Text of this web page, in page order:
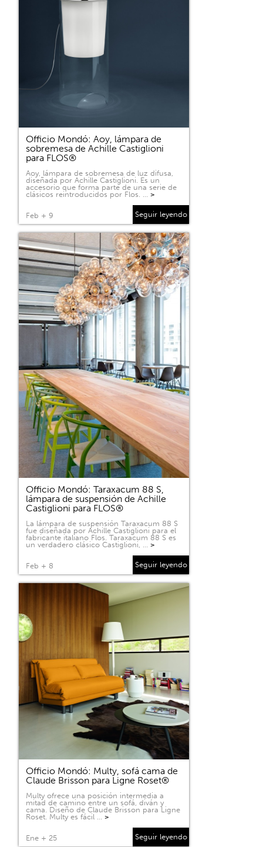
Officio Mondó: Aoy, lámpara de
sobremesa de Achille Castiglioni
para FLOS®
Aoy, lámpara de sobremesa de luz difusa,
diseñada por Achille Castiglioni. Es un
accesorio que forma parte de una serie de
clásicos reintroducidos por Flos. … >
Feb + 9 Seguir leyendo
Officio Mondó: Taraxacum 88 S,
lámpara de suspensión de Achille
Castiglioni para FLOS®
La lámpara de suspensión Taraxacum 88 S
fue diseñada por Achille Castiglioni para el
fabricante italiano Flos. Taraxacum 88 S es
un verdadero clásico Castiglioni, … >
Feb + 8 Seguir leyendo
Officio Mondó: Multy, sofá cama de
Claude Brisson para Ligne Roset®
Multy ofrece una posición intermedia a
mitad de camino entre un sofá, diván y
cama. Diseño de Claude Brisson para Ligne
Roset. Multy es fácil … >
Ene + 25 Seguir leyendo